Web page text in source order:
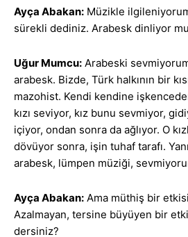
Ayça Abakan: Müzikle
sürekli dediniz. Arabesk dinliyor
Uğur Mumcu: Arabeski
arabesk. Bizde, Türk halkının bir
mazohist. Kendi kendine
kızı seviyor, kız bunu sevmiyor,
içiyor, ondan sonra da ağlıyor. O
dövüyor sonra, işin tuhaf tarafı.
arabesk, lümpen müziği,
Ayça Abakan: Ama müthiş bir
Azalmayan, tersine büyüyen bir
dersiniz?